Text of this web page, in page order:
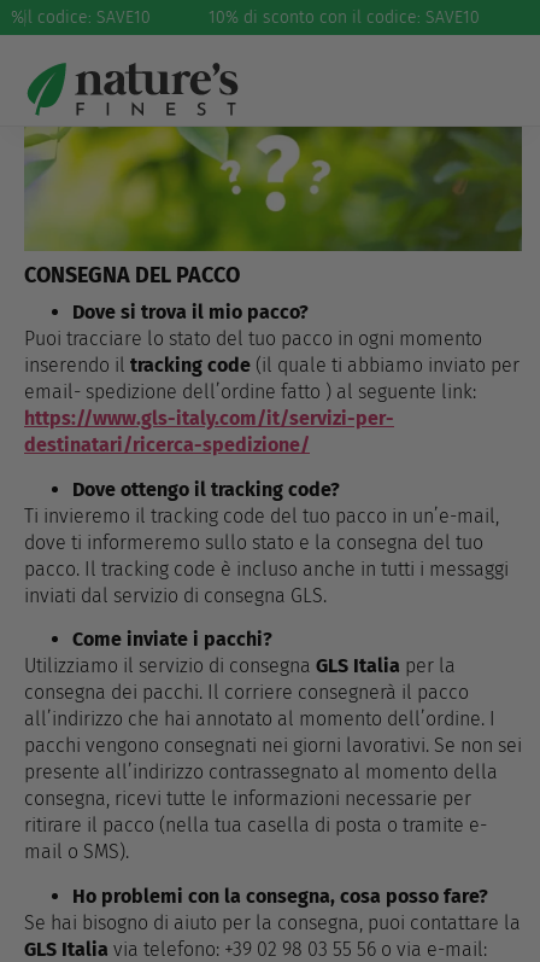
%il codice: SAVE10 10% di sconto con il codice: SAVE10
Domande frequenti
CONSEGNA DEL PACCO
Dove si trova il mio pacco?
Puoi tracciare lo stato del tuo pacco in ogni momento
inserendo il tracking code (il quale ti abbiamo inviato per
email- spedizione dell’ordine fatto ) al seguente link:
https://www.gls-italy.com/it/servizi-per-
destinatari/ricerca-spedizione/
Dove ottengo il tracking code?
Ti invieremo il tracking code del tuo pacco in un’e-mail,
dove ti informeremo sullo stato e la consegna del tuo
pacco. Il tracking code è incluso anche in tutti i messaggi
inviati dal servizio di consegna GLS.
Come inviate i pacchi?
Utilizziamo il servizio di consegna GLS Italia per la
consegna dei pacchi. Il corriere consegnerà il pacco
all’indirizzo che hai annotato al momento dell’ordine. I
pacchi vengono consegnati nei giorni lavorativi. Se non sei
presente all’indirizzo contrassegnato al momento della
consegna, ricevi tutte le informazioni necessarie per
ritirare il pacco (nella tua casella di posta o tramite e-
mail o SMS).
Ho problemi con la consegna, cosa posso fare?
Se hai bisogno di aiuto per la consegna, puoi contattare la
GLS Italia via telefono: +39 02 98 03 55 56 o via e-mail: